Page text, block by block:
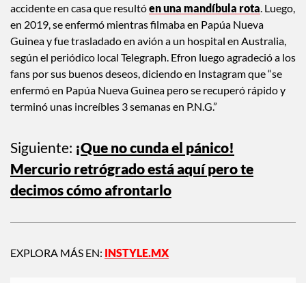
accidente en casa que resultóen una mandíbula rota. Luego,
en 2019, se enfermó mientras filmaba en Papúa Nueva
Guinea y fue trasladado en avión a un hospital en Australia,
según el periódico local Telegraph. Efron luego agradeció a los
fans por sus buenos deseos, diciendo en Instagram que “se
enfermó en Papúa Nueva Guinea pero se recuperó rápido y
terminó unas increíbles 3 semanas en P.N.G.”
Siguiente: ¡Que no cunda el pánico!
Mercurio retrógrado está aquí pero te
decimos cómo afrontarlo
EXPLORA MÁS EN: INSTYLE.MX